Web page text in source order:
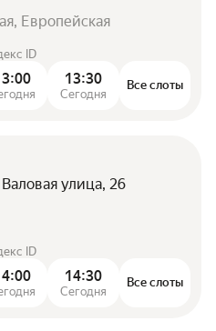
Европейская
ID
13:30
Сегодня
Все слоты
улица, 26
ID
14:30
Сегодня
Все слоты